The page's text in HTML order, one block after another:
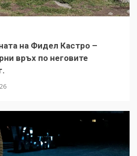
на Фидел Кастро –
връх по неговите